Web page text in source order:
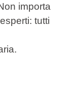
importa
tutti